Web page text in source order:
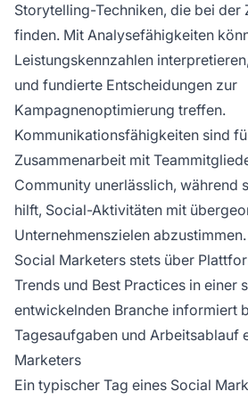
Storytelling-Techniken, die bei der
finden. Mit Analysefähigkeiten
Leistungskennzahlen
und fundierte Entscheidungen zur
Kampagnenoptimierung treffen.
Kommunikationsfähigkeiten sind
Zusammenarbeit mit
Community unerlässlich, während
hilft, Social-Aktivitäten mit
Unternehmenszielen
Social Marketers stets über
Trends und Best Practices in einer
entwickelnden Branche informiert
Tagesaufgaben und Arbeitsablauf
Marketers
Ein typischer Tag eines Social